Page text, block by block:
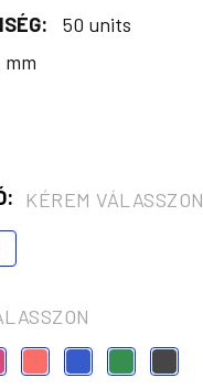
50 units
mm
KÉREM VÁLASSZON